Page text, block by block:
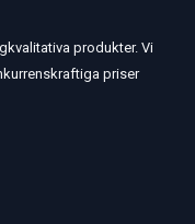
produkter. Vi
priser